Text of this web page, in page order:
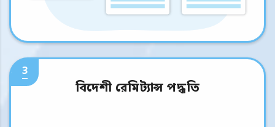
3
বিদেশী রেমিট্যান্স পদ্ধতি